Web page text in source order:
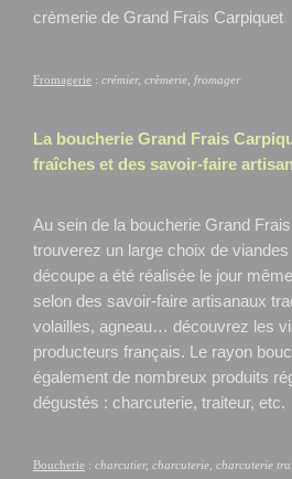
crèmerie de Grand Frais Carpiquet.
Fromagerie : crémier, crèmerie, fromager
La boucherie Grand Frais
fraîches et des savoir-faire
Au sein de la boucherie Grand
trouverez un large choix de
découpe a été réalisée le jour
selon des savoir-faire artisanaux
volailles, agneau… découvrez les
producteurs français. Le rayon
également de nombreux produits
dégustés : charcuterie, traiteur, etc.
Boucherie : charcutier, charcuterie, charcuterie